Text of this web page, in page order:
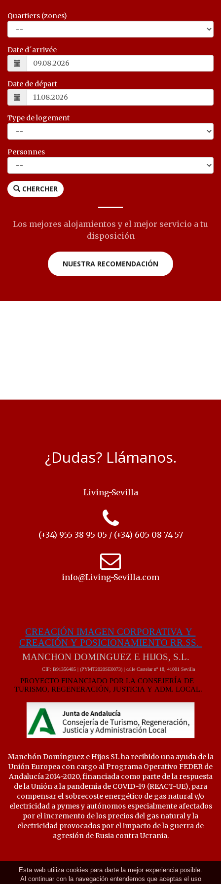
Quartiers (zones)
Date d´arrivée
Date de départ
Type de logement
Personnes
CHERCHER
Los mejores alojamientos y el mejor servicio a tu
disposición
NUESTRA RECOMENDACIÓN
¿Dudas? Llámanos.
Living-Sevilla
(+34) 955 38 95 05 / (+34) 605 08 74 57
info@Living-Sevilla.com
Manchón Domínguez e Hijos SL ha recibido una ayuda de la
Unión Europea con cargo al Programa Operativo FEDER de
Andalucía 2014-2020, financiada como parte de la respuesta
de la Unión a la pandemia de COVID-19 (REACT-UE), para
compensar el sobrecoste energético de gas natural y/o
electricidad a pymes y autónomos especialmente afectados
por el incremento de los precios del gas natural y la
electricidad provocados por el impacto de la guerra de
agresión de Rusia contra Ucrania.
Esta web utiliza cookies para darte la mejor experiencia posible.
Al continuar con la navegación entendemos que aceptas el uso